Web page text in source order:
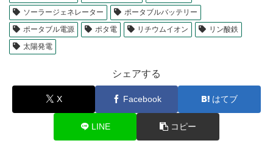
ソーラージェネレーター
ポータブルバッテリー
ポータブル電源
ポタ電 リチウムイオン
リン酸鉄
太陽発電
シェアする
X Facebook はてブ
LINE コピー